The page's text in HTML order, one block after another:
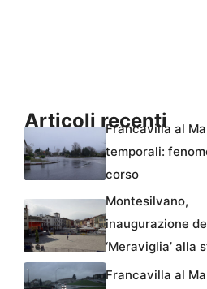
Articoli recenti
Francavilla al
temporali:
corso
Montesilvano,
inaugurazione
‘Meraviglia’ alla
Francavilla al